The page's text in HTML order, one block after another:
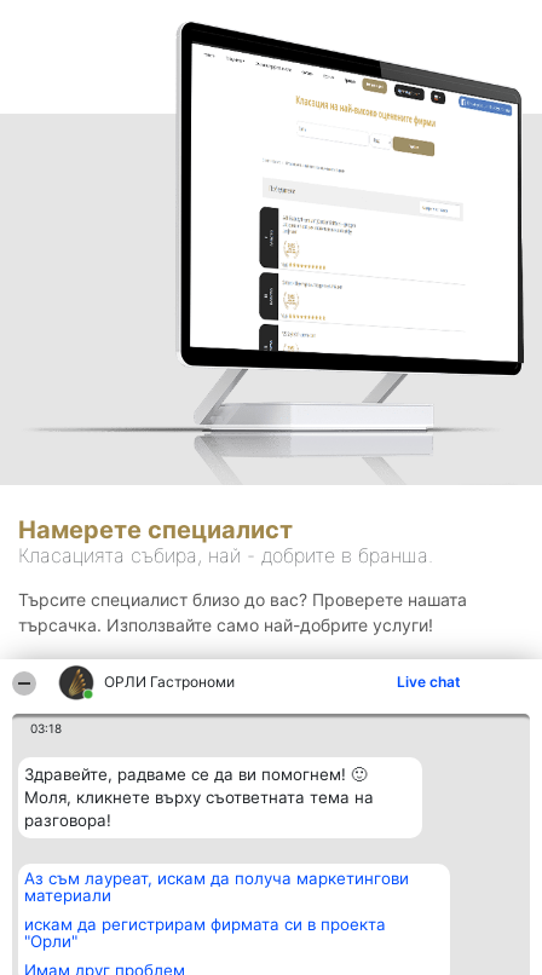
ОРЛИ Гастрономи Live chat
03:18
Здравейте, радваме се да ви помогнем! 🙂
Моля, кликнете върху съответната тема на
разговора!
Аз съм лауреат, искам да получа маркетингови
материали
искам да регистрирам фирмата си в проекта
"Орли"
Имам друг проблем
Намерете специалист
Класацията събира, най - добрите в бранша.
Търсите специалист близо до вас? Проверете нашата
търсачка. Използвайте само най-добрите услуги!
Организатор на
класиране
BulevardulAleea Timișul De
Sus Nr. 2, Bl. A30, Sc. A, Et.
4, Ap. 13
Класация
всички
Контакти